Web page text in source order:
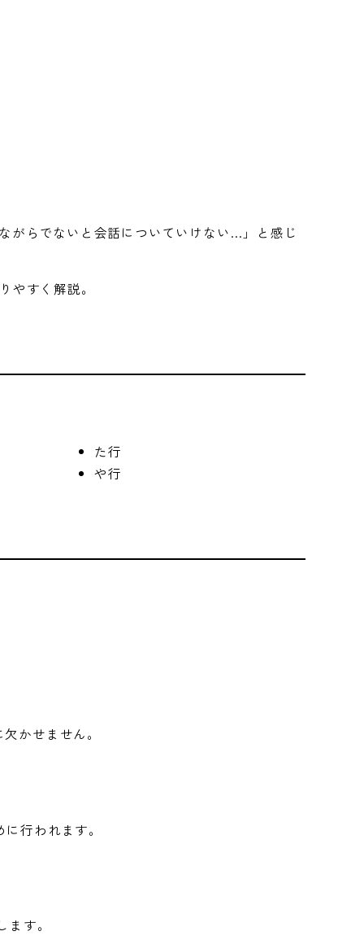
がらでないと会話についていけない…」と感じ
やすく解説。
た行
や行
かせません。
行われます。
す。